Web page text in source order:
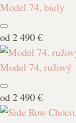
Model 74, biely
od2 490 €
Model 74, ružový
od2 490 €